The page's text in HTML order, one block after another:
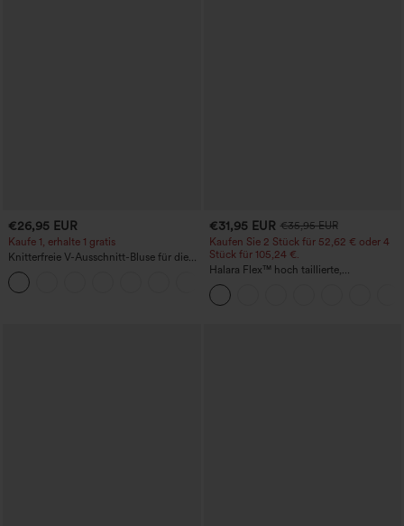
€26,95 EUR
Kaufe 1, erhalte 1 gratis
Knitterfreie V-Ausschnitt-Bluse für die
Arbeit, kurzärmelig und oversized
€31,95 EUR €35,95 EUR
Kaufen Sie 2 Stück für 52,62 € oder 4
Stück für 105,24 €.
Halara Flex™ hoch taillierte,
figurformende Arbeitshose, die die Taille
schmaler wirken lässt, mit Taschen,
weitem Bein und Mikro-Waffelstruktur